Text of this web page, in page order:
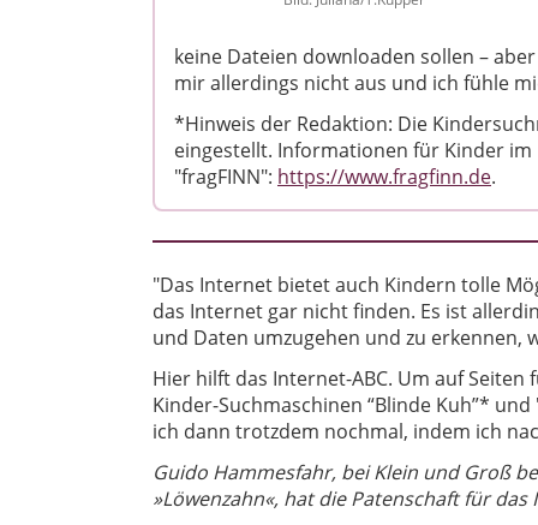
keine Dateien downloaden sollen –
mir allerdings nicht aus und ich fühle
*Hinweis der Redaktion: Die
eingestellt. Informationen für Kinder
"fragFINN": https://www.fragfinn.de.
"Das Internet bietet auch Kindern tolle
das Internet gar nicht finden. Es ist
und Daten umzugehen und zu erkennen,
Hier hilft das Internet-ABC. Um auf
Kinder-Suchmaschinen “Blinde Kuh”*
ich dann trotzdem nochmal, indem ich
Guido Hammesfahr, bei Klein und Groß
»Löwenzahn«, hat die Patenschaft für